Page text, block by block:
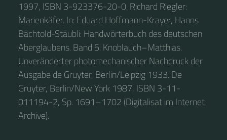
1997, ISBN 3-923376-20-0. Richard Riegler:
Marienkäfer. In: Eduard Hoffmann-Krayer, Hanns
Bächtold-Stäubli: Handwörterbuch des deutschen
Aberglaubens. Band 5: Knoblauch–Matthias.
Unveränderter photomechanischer Nachdruck der
Ausgabe de Gruyter, Berlin/Leipzig 1933. De
Gruyter, Berlin/New York 1987, ISBN 3-11-
011194-2, Sp. 1691–1702 (Digitalisat im Internet
Archive).